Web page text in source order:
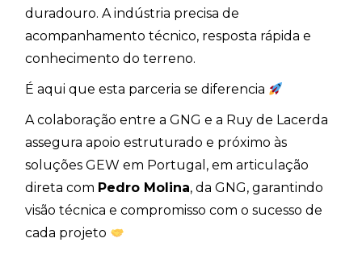
duradouro. A indústria precisa de
acompanhamento técnico, resposta rápida e
conhecimento do terreno.
É aqui que esta parceria se diferencia
A colaboração entre a GNG e a Ruy de Lacerda
assegura apoio estruturado e próximo às
soluções GEW em Portugal, em articulação
direta com Pedro Molina, da GNG, garantindo
visão técnica e compromisso com o sucesso de
cada projeto